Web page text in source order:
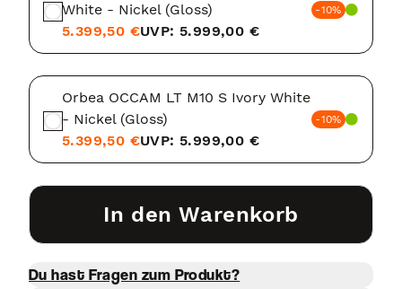
White - Nickel (Gloss)
5.399,50 €UVP: 5.999,00 €
-10%
Orbea OCCAM LT M10 S Ivory White
- Nickel (Gloss)
5.399,50 €UVP: 5.999,00 €
-10%
In den Warenkorb
Du hast Fragen zum Produkt?